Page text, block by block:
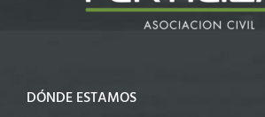
DÓNDE ESTAMOS